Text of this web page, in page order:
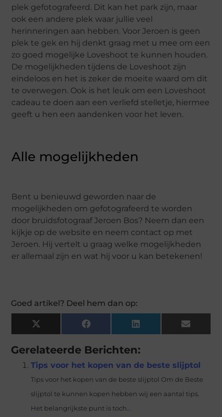
plek gefotografeerd. Dit kan het park zijn, maar
ook een andere plek waar jullie veel
herinneringen aan hebben. Voor Jeroen is geen
plek te gek en hij denkt graag met u mee om een
zo goed mogelijke Loveshoot te kunnen houden.
De mogelijkheden tijdens de Loveshoot zijn
eindeloos en het is zeker de moeite waard om dit
te overwegen. Ook is het leuk om een Loveshoot
cadeau te doen aan een verliefd stelletje, hiermee
geeft u hen een aandenken voor het leven.
Alle mogelijkheden
Bent u benieuwd geworden naar de
mogelijkheden om gefotografeerd te worden
door bruidsfotograaf Jeroen Bos? Neem dan een
kijkje op de website en neem contact op met
Jeroen. Hij vertelt u graag welke mogelijkheden
er allemaal zijn en wat hij voor u kan betekenen!
Goed artikel? Deel hem dan op:
X
(Twitter)
Facebook LinkedIn Email
Gerelateerde Berichten:
Tips voor het kopen van de beste slijptol
Tips voor het kopen van de beste slijptol Om de Beste
slijptol te kunnen kopen hebben wij een aantal tips.
Het belangrijkste punt is toch...